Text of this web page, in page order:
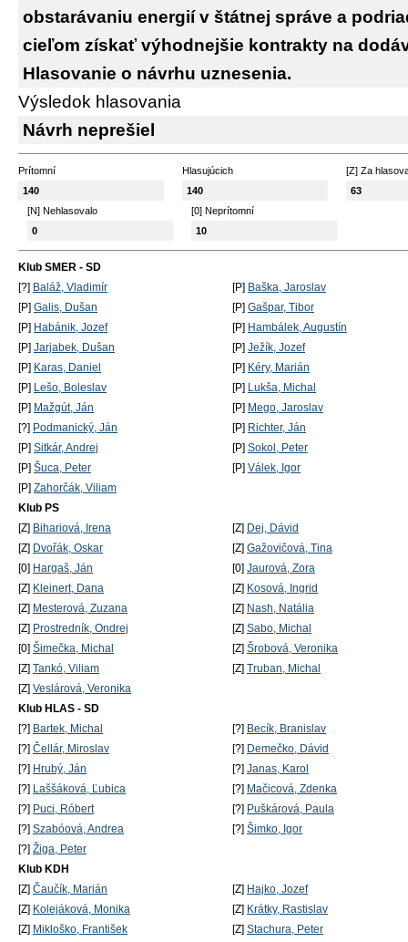
obstarávaniu energií v štátnej správe a
cieľom získať výhodnejšie kontrakty na
Hlasovanie o návrhu uznesenia.
Výsledok hlasovania
Návrh neprešiel
Prítomní
140
Hlasujúcich
140
[Z] Za
63
[N] Nehlasovalo
0
[0] Neprítomní
10
Klub SMER - SD
[?] Baláž, Vladimír [P] Baška, Jaroslav
[P] Galis, Dušan [P] Gašpar, Tibor
[P] Habánik, Jozef [P] Hambálek, Augustín
[P] Jarjabek, Dušan [P] Ježík, Jozef
[P] Karas, Daniel [P] Kéry, Marián
[P] Lešo, Boleslav [P] Lukša, Michal
[P] Mažgút, Ján [P] Mego, Jaroslav
[?] Podmanický, Ján [P] Richter, Ján
[P] Sitkár, Andrej [P] Sokol, Peter
[P] Šuca, Peter [P] Válek, Igor
[P] Zahorčák, Viliam
Klub PS
[Z] Bihariová, Irena [Z] Dej, Dávid
[Z] Dvořák, Oskar [Z] Gažovičová, Tina
[0] Hargaš, Ján [0] Jaurová, Zora
[Z] Kleinert, Dana [Z] Kosová, Ingrid
[Z] Mesterová, Zuzana [Z] Nash, Natália
[Z] Prostredník, Ondrej [Z] Sabo, Michal
[0] Šimečka, Michal [Z] Šrobová, Veronika
[Z] Tankó, Viliam [Z] Truban, Michal
[Z] Veslárová, Veronika
Klub HLAS - SD
[?] Bartek, Michal [?] Becík, Branislav
[?] Čellár, Miroslav [?] Demečko, Dávid
[?] Hrubý, Ján [?] Janas, Karol
[?] Laššáková, Ľubica [?] Mačicová, Zdenka
[?] Puci, Róbert [?] Puškárová, Paula
[?] Szabóová, Andrea [?] Šimko, Igor
[?] Žiga, Peter
Klub KDH
[Z] Čaučík, Marián [Z] Hajko, Jozef
[Z] Kolejáková, Monika [Z] Krátky, Rastislav
[Z] Mikloško, František [Z] Stachura, Peter